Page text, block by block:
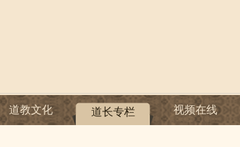
道教文化 道长专栏 视频在线